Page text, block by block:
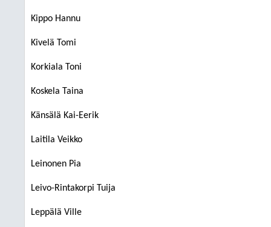
Kippo Hannu
Kivelä Tomi
Korkiala Toni
Koskela Taina
Känsälä Kai-Eerik
Laitila Veikko
Leinonen Pia
Leivo-Rintakorpi Tuija
Leppälä Ville